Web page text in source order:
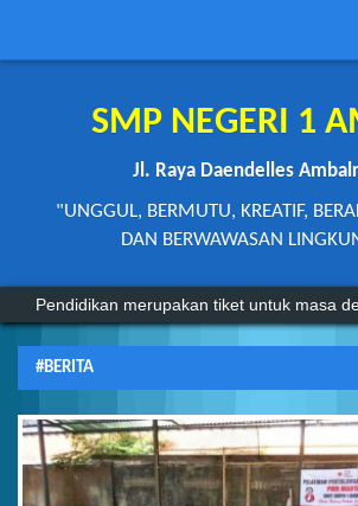
SMP NEGERI 1
Jl. Raya Daendelles
"UNGGUL, BERMUTU, KREATIF,
DAN BERWAWASAN
Pendidikan merupakan tiket untuk masa
#BERITA